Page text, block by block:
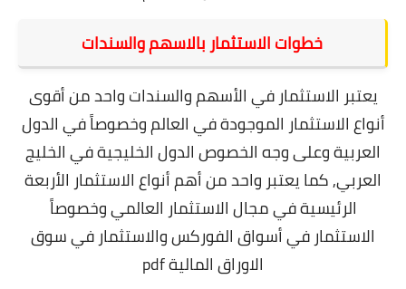
خطوات الاستثمار بالاسهم والسندات
يعتبر الاستثمار في الأسهم والسندات واحد من أقوى
أنواع الاستثمار الموجودة في العالم وخصوصاً في الدول
العربية وعلى وجه الخصوص الدول الخليجية في الخليج
العربي, كما يعتبر واحد من أهم أنواع الاستثمار الأربعة
الرئيسية في مجال الاستثمار العالمي وخصوصاً
الاستثمار فيأسواق الفوركسوالاستثمار في سوق
الاوراق المالية pdf